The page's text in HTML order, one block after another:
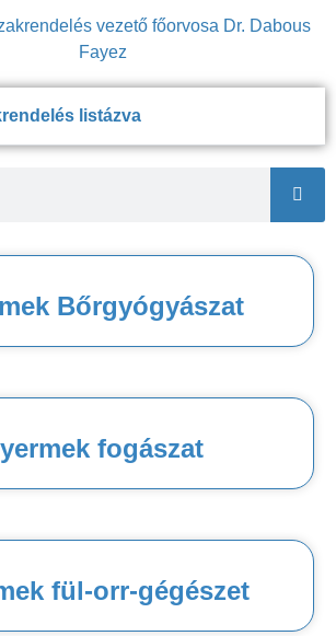
vezető főorvosa Dr. Dabous
Fayez
listázva
Bőrgyógyászat
fogászat
fül-orr-gégészet